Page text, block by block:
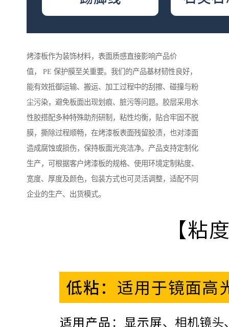
烤漆板作为装饰材料，表面质感直接影响产品价
值， PE 保护膜至关重要。我们的产品基材韧性良好，
能有效抵御运输、搬运、加工过程中的刮擦、碰撞与粉
尘污染，避免板面出现划痕、脏污等问题。胶层采用水
性胶搭配多种特殊助剂研制，粘性均衡，贴合牢固不脱
膜，撕除过程顺畅，在烤漆板表面残留胶渍，也对漆面
造成腐蚀或损伤，保持板面光亮洁净。产品支持定制化
生产，可根据客户烤漆板的规格、使用环境定制粘度、
宽度、厚度及颜色，包装方式也可灵活调整，适配不同
企业的生产、出货模式。